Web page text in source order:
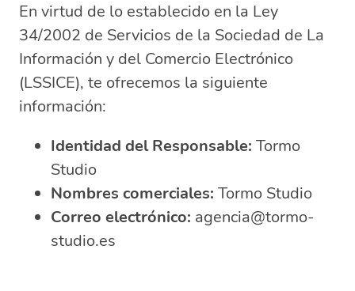
En virtud de lo establecido en la Ley
34/2002 de Servicios de la Sociedad de La
Información y del Comercio Electrónico
(LSSICE), te ofrecemos la siguiente
información:
Identidad del Responsable: Tormo
Studio
Nombres comerciales: Tormo Studio
Correo electrónico: agencia@tormo-
studio.es